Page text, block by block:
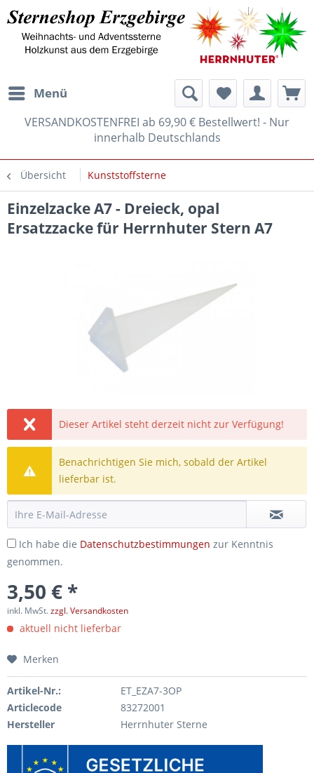
Menü
VERSANDKOSTENFREI ab 69,90 € Bestellwert! - Nur
innerhalb Deutschlands
Übersicht Kunststoffsterne
Einzelzacke A7 - Dreieck, opal
Ersatzzacke für Herrnhuter Stern A7
Dieser Artikel steht derzeit nicht zur Verfügung!
Benachrichtigen Sie mich, sobald der Artikel
lieferbar ist.
Ich habe die Datenschutzbestimmungen zur Kenntnis
genommen.
3,50 € *
inkl. MwSt.zzgl. Versandkosten
aktuell nicht lieferbar
Merken
Artikel-Nr.:
ET_EZA7-3OP
Articlecode
83272001
Hersteller
Herrnhuter Sterne